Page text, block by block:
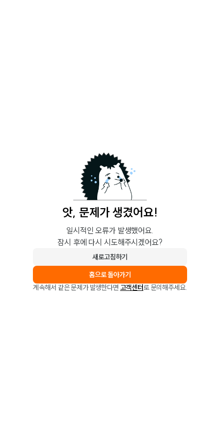
앗, 문제가 생겼어요!
일시적인 오류가 발생했어요.
잠시 후에 다시 시도해주시겠어요?
새로고침하기
홈으로 돌아가기
계속해서 같은 문제가 발생한다면 고객센터로 문의해주세요.